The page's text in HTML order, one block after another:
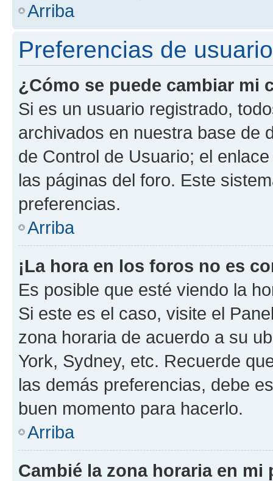
Arriba
Preferencias de
¿Cómo se puede cambiar mi
Si es un usuario registrado,
archivados en nuestra base de
de Control de Usuario; el
las páginas del foro. Este
preferencias.
Arriba
¡La hora en los foros no es
Es posible que esté viendo la
Si este es el caso, visite el
zona horaria de acuerdo a su
York, Sydney, etc. Recuerde
las demás preferencias, debe
buen momento para hacerlo.
Arriba
Cambié la zona horaria en